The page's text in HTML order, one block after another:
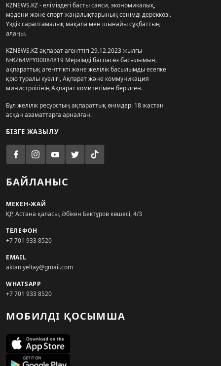
KZNEWS.KZ - еліміздегі басты саяси, экономикалық,
мәдени және спорт жаңалықтарының сенімді дереккөзі.
Үздік сараптамалық мақала мен шынайы сұқбаттың
алаңы.
KZNEWS.KZ ақпарат агенттігі 29.12.2023 жылғы
№KZ64VPY00084819 Мерзімді баспасөз басылымын,
ақпараттық агенттікті және желілік басылымды есепке
қою туралы куәлігі, Ақпарат және коммуникация
министрлігінің Ақпарат комитетімен берілген.
Бұл желілік ресурстың ақпараттық өнімдері 18 жастан
асқан азаматтарға арналған.
БІЗГЕ ЖАЗЫЛУ
БАЙЛАНЫС
МЕКЕН-ЖАЙ
ҚР, Астана қаласы, Әбікен Бектұров көшесі, 4/3
ТЕЛЕФОН
+7 701 933 8520
EMAIL
aktan.yeltay@gmail.com
WHATSAPP
+7 701 933 8520
МОБИЛДІ ҚОСЫМША